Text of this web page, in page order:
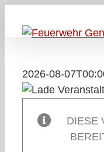
Inhalt
2026-08-
DIESE